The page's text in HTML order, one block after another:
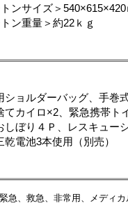
トンサイズ＞
ン重量＞約22ｋｇ
ショルダーバッグ、手巻
てカイロ×2、緊急携帯ト
しぼり４Ｐ、レスキュー
電池3本使用（別売）
急、救急、非常用、メディ